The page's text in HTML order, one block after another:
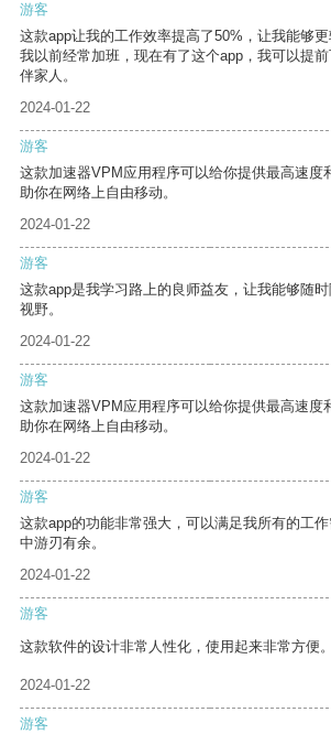
游客
这款app让我的工作效率提高了50%，让我能够更
我以前经常加班，现在有了这个app，我可以提
伴家人。
2024-01-22
游客
这款加速器VPM应用程序可以给你提供最高速度
助你在网络上自由移动。
2024-01-22
游客
这款app是我学习路上的良师益友，让我能够随
视野。
2024-01-22
游客
这款加速器VPM应用程序可以给你提供最高速度
助你在网络上自由移动。
2024-01-22
游客
这款app的功能非常强大，可以满足我所有的工
中游刃有余。
2024-01-22
游客
这款软件的设计非常人性化，使用起来非常方便。
2024-01-22
游客